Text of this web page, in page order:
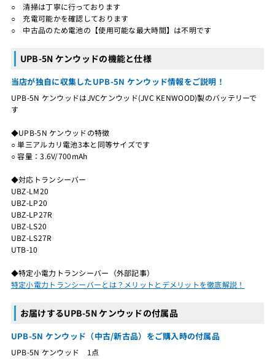
○ 清掃は丁寧に行っております
○ 充電可能かを確認しております
○ 中古品のため電池の【使用可能な最大時間】は不明です
UPB-5N ケンウッドの機能と仕様
当店が独自に収集したUPB-5N ケンウッド情報をご説明！
UPB-5N ケンウッドはJVCケンウッド(JVC KENWOOD)製のバッテリーで
す
◆UPB-5N ケンウッドの特徴
○ 単三アルカリ電池3本と同等サイズです
○ 容量：3.6V/700mAh
◆対応トランシーバー
UBZ-LM20
UBZ-LP20
UBZ-LP27R
UBZ-LS20
UBZ-LS27R
UTB-10
◆特定小電力トランシーバー（外部記事）
特定小電力トランシーバーとは？メリットとデメリットを徹底解説！
お届けするUPB-5N ケンウッドの付属品
UPB-5N ケンウッド（中古/新古品）をご購入時の付属品
UPB-5N ケンウッド 1点